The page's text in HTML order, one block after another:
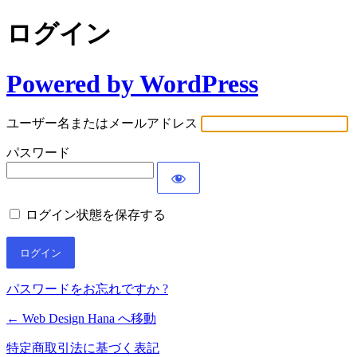
ログイン
Powered by WordPress
ユーザー名またはメールアドレス
パスワード
ログイン状態を保存する
パスワードをお忘れですか ?
← Web Design Hana へ移動
特定商取引法に基づく表記